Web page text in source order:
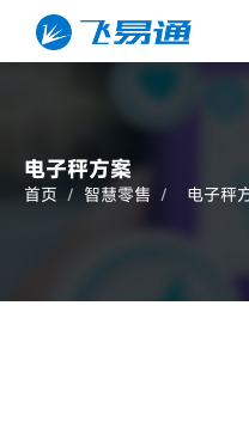
电子秤方案
首页 / 智慧零售 / 电子秤